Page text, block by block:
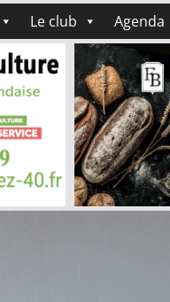
Le club Agenda